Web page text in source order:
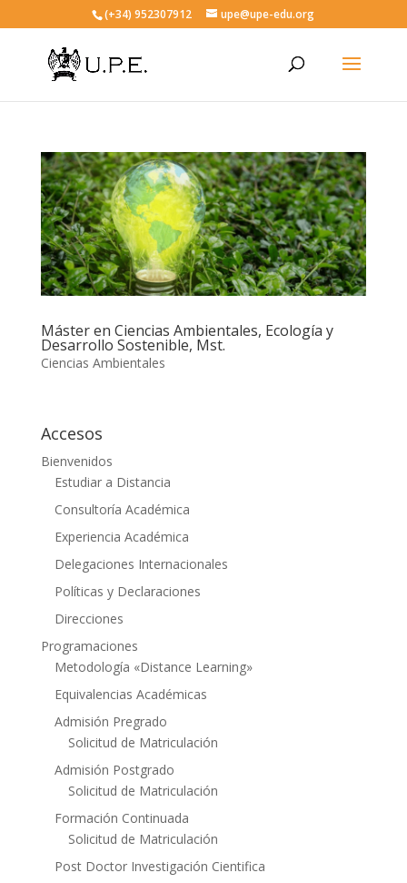
(+34) 952307912 upe@upe-edu.org
Máster en Ciencias Ambientales, Ecología y
Desarrollo Sostenible, Mst.
Ciencias Ambientales
Accesos
Bienvenidos
Estudiar a Distancia
Consultoría Académica
Experiencia Académica
Delegaciones Internacionales
Políticas y Declaraciones
Direcciones
Programaciones
Metodología «Distance Learning»
Equivalencias Académicas
Admisión Pregrado
Solicitud de Matriculación
Admisión Postgrado
Solicitud de Matriculación
Formación Continuada
Solicitud de Matriculación
Post Doctor Investigación Cientifica